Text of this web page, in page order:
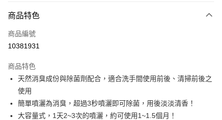
POYA支付
信用卡一次付款
LINE Pay
Apple Pay
街口支付
商品特色
商品編號
10381931
商品特色
天然消臭成份與除菌劑配合，適合洗手間使用前後、清掃前後之
使用
簡單噴灑為消臭，超過3秒噴灑即可除菌，用後淡淡清香！
大容量式，1天2~3次的噴灑，約可使用1~1.5個月！